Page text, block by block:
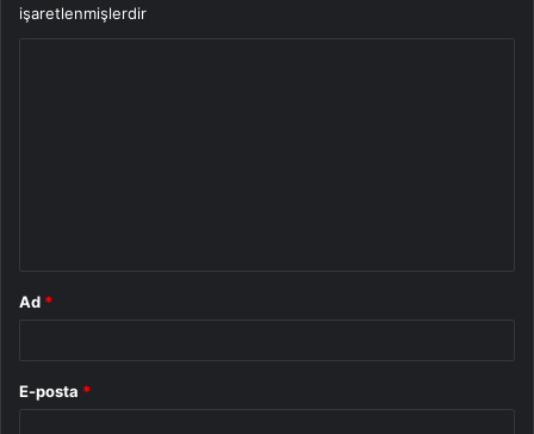
işaretlenmişlerdir
Ad *
E-posta *